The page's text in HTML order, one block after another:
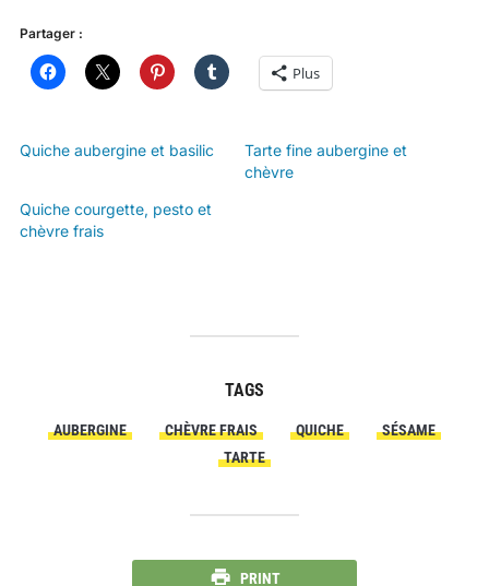
Partager :
Plus
Quiche aubergine et basilic
Tarte fine aubergine et
chèvre
Quiche courgette, pesto et
chèvre frais
TAGS
AUBERGINE CHÈVRE FRAIS QUICHE
SÉSAME
TARTE
PRINT